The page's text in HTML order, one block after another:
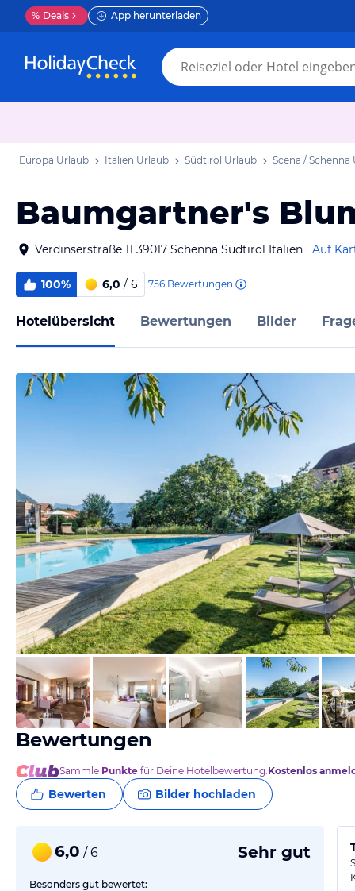
% Deals App herunterladen
Europa Urlaub Italien Urlaub Südtirol Urlaub Scena / Schenna
Baumgartner's
Verdinserstraße 11 39017 Schenna Südtirol Italien Auf
100% 6,0 / 6 756 Bewertungen
Hotelübersicht Bewertungen Bilder
vom Hotelier, Juli 2017
Bewertungen
Sammle Punkte für Deine Hotelbewertung.Kostenlos
Bewerten Bilder hochladen
6,0 / 6 Sehr gut
Besonders gut bewertet: